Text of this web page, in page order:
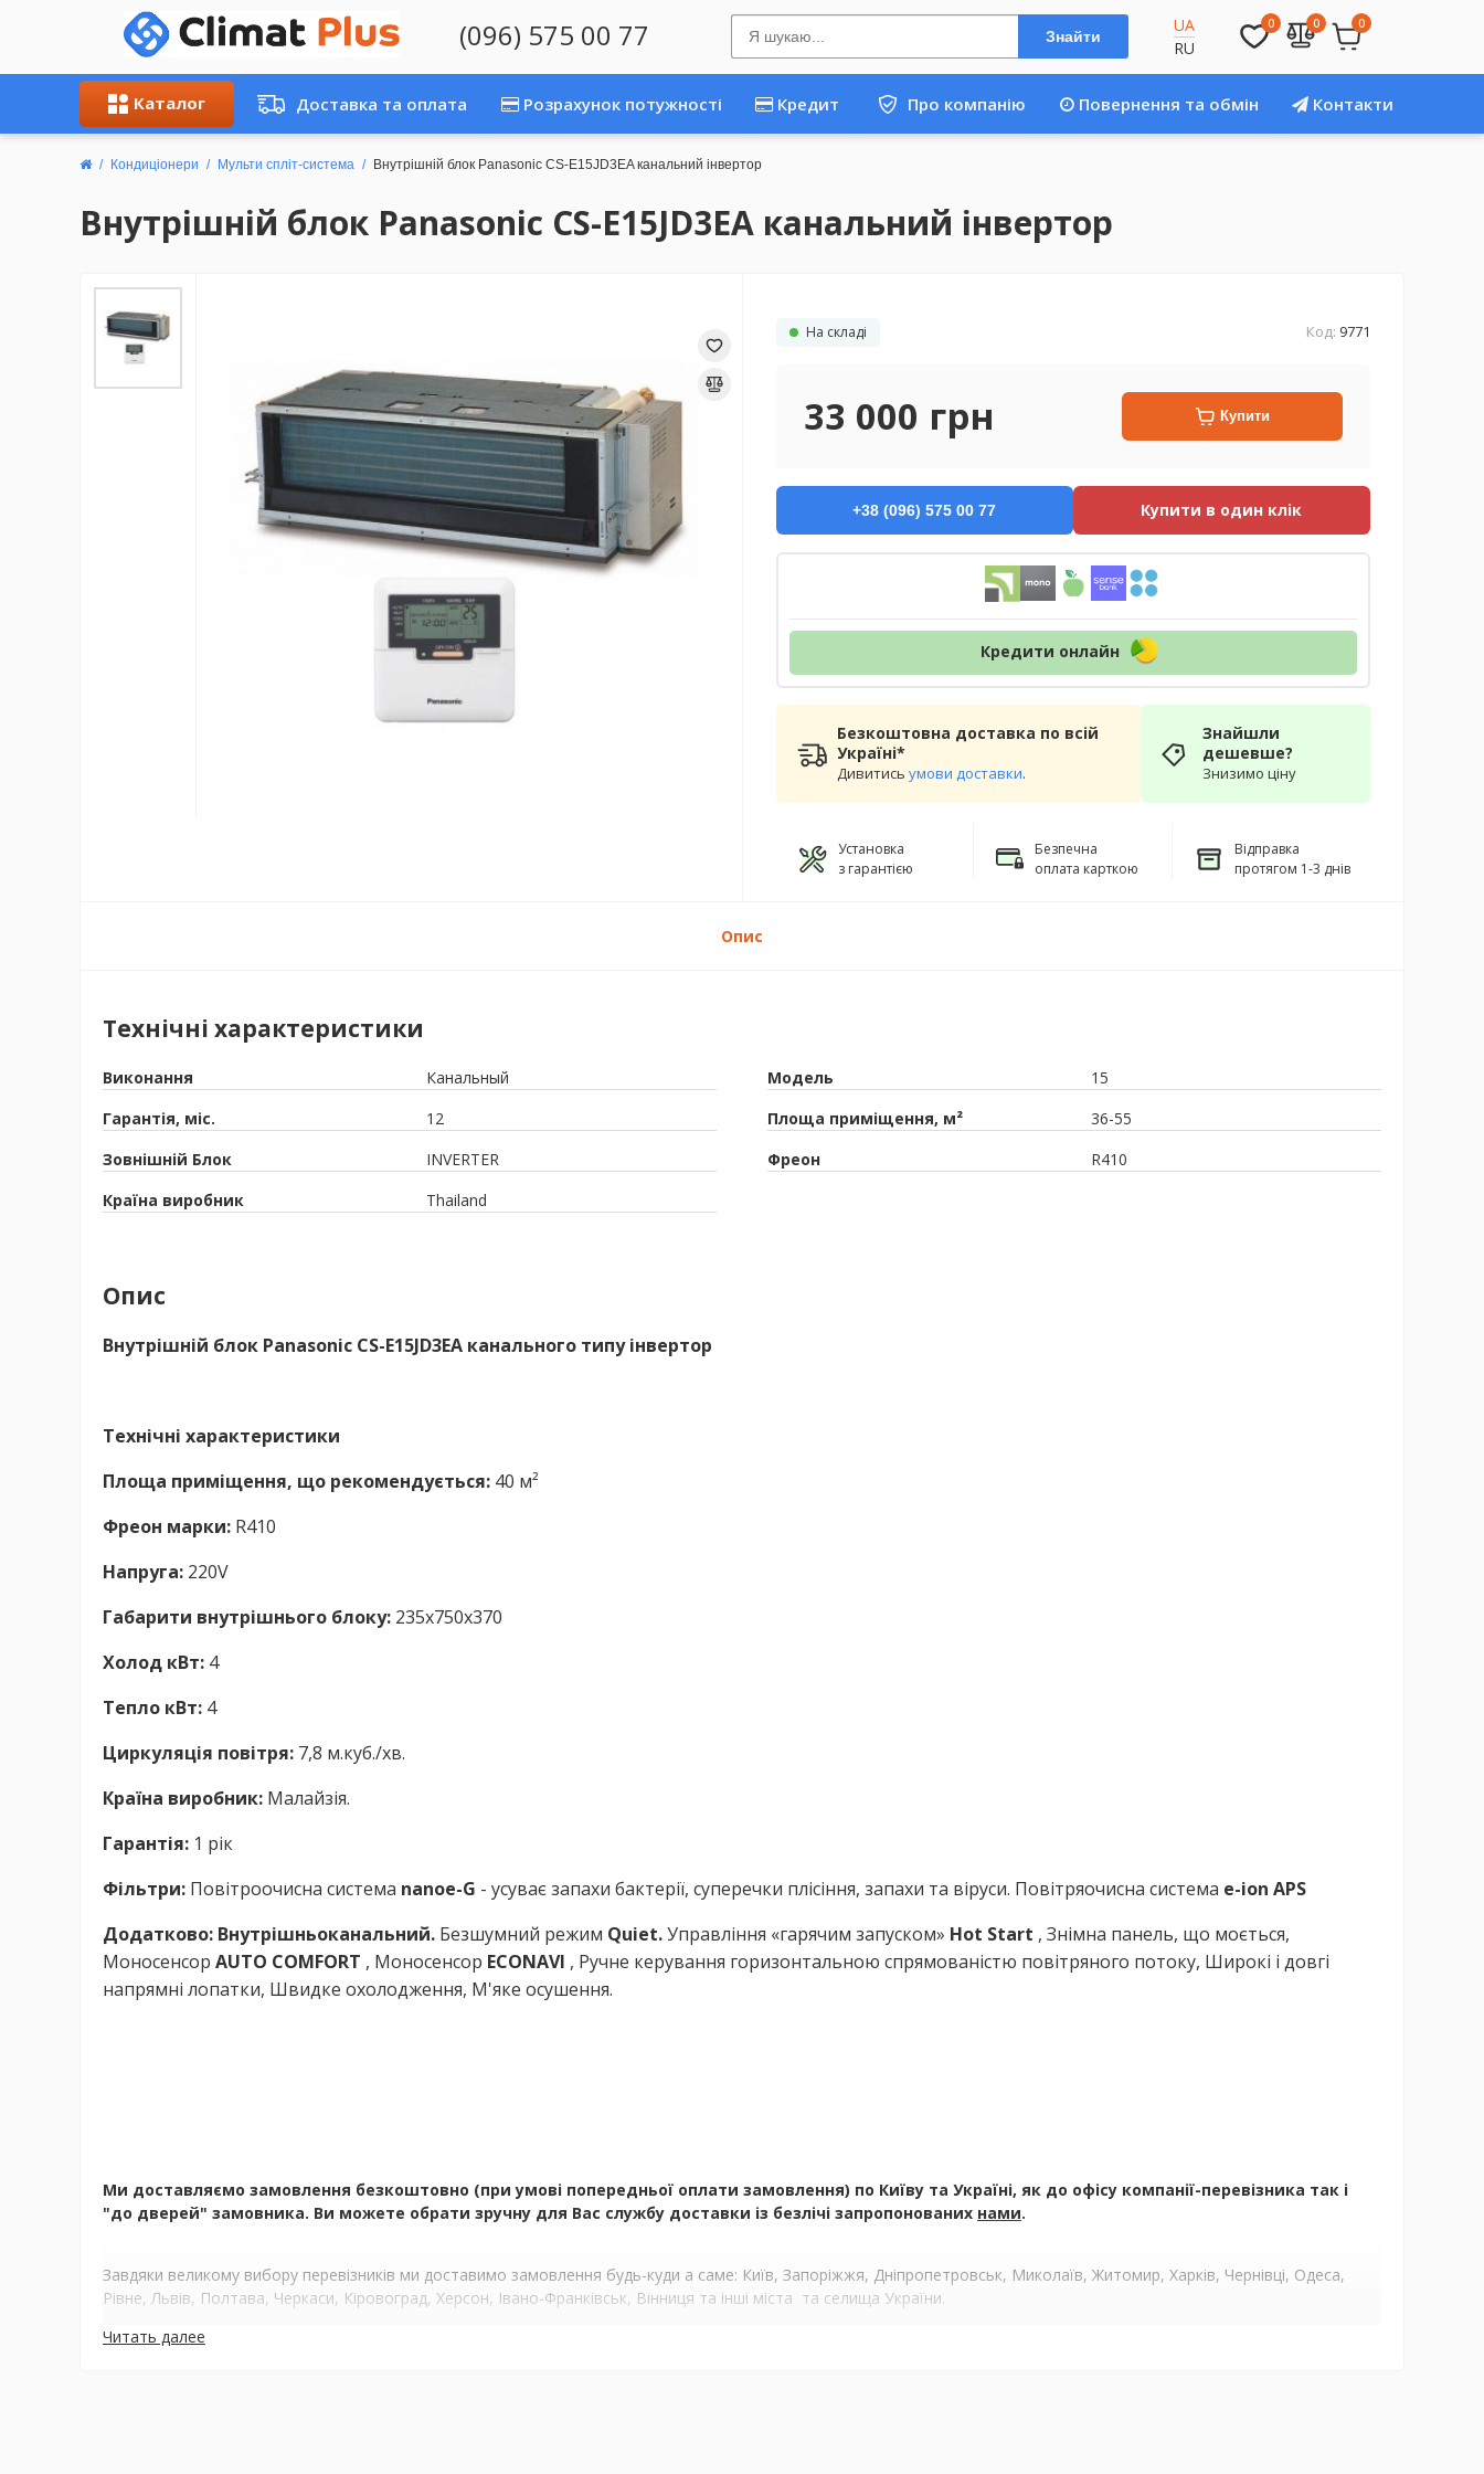
(096) 575 00 77 Знайти
UA
RU
0 0 0
Каталог Доставка та оплата Розрахунок потужності Кредит Про компанію Повернення та обмін Контакти
Кондиціонери Мульти спліт-система Внутрішній блок Panasonic CS-E15JD3EA канальний інвертор
Внутрішній блок Panasonic CS-E15JD3EA канальний інвертор
На складі Код: 9771
33 000 грн Купити
+38 (096) 575 00 77 Купити в один клік
Кредити онлайн
Безкоштовна доставка по всій
Україні*
Дивитись умови доставки.
Знайшли
дешевше?
Знизимо ціну
Установка
з гарантією
Безпечна
оплата карткою
Відправка
протягом 1-3 днів
Опис
Технічні характеристики
Виконання
Канальный
Гарантія, міс.
12
Зовнішній Блок
INVERTER
Країна виробник
Thailand
Модель
15
Площа приміщення, м²
36-55
Фреон
R410
Опис
Внутрішній блок Panasonic CS-E15JD3EA канального типу інвертор
Технічні характеристики
Площа приміщення, що рекомендується: 40 м²
Фреон марки: R410
Напруга: 220V
Габарити внутрішнього блоку: 235х750х370
Холод кВт: 4
Тепло кВт: 4
Циркуляція повітря: 7,8 м.куб./хв.
Країна виробник: Малайзія.
Гарантія: 1 рік
Фільтри: Повітроочисна система nanoe-G - усуває запахи бактерії, суперечки плісіння, запахи та віруси. Повітряочисна система e-ion APS
Додатково: Внутрішньоканальний. Безшумний режим Quiet.Управління «гарячим запуском» Hot Start , Знімна панель, що моється,
Моносенсор AUTO COMFORT , Моносенсор ECONAVI , Ручне керування горизонтальною спрямованістю повітряного потоку, Широкі і довгі
напрямні лопатки, Швидке охолодження, М'яке осушення.
Ми доставляємо замовлення безкоштовно (при умові попередньої оплати замовлення) по Київу та Україні, як до офісу компанії-перевізника так і
"до дверей" замовника. Ви можете обрати зручну для Вас службу доставки із безлічі запропонованих нами.
Завдяки великому вибору перевізників ми доставимо замовлення будь-куди а саме: Київ, Запоріжжя, Дніпропетровськ, Миколаїв, Житомир, Харків, Чернівці, Одеса,
Рівне, Львів, Полтава, Черкаси, Кіровоград, Херсон, Івано-Франківськ, Вінниця та інші міста та селища України.
Читать далее